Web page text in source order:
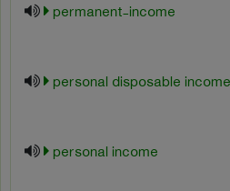
permanent-income
personal disposable income
personal income